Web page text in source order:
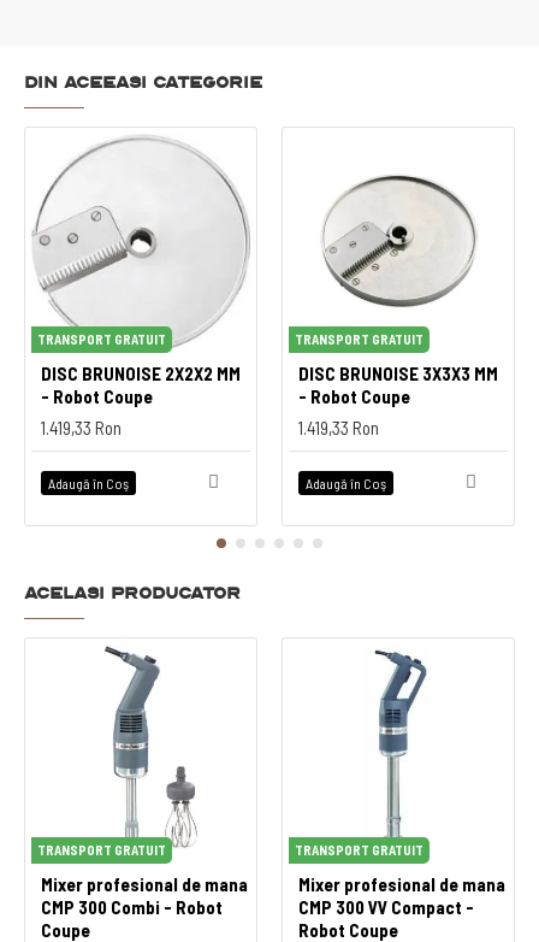
Din aceeasi categorie
TRANSPORT GRATUIT
DISC BRUNOISE 2X2X2 MM
- Robot Coupe
1.419,33 Ron
Adaugă în Coş
TRANSPORT GRATUIT
DISC BRUNOISE 3X3X3 MM
- Robot Coupe
1.419,33 Ron
Adaugă în Coş
Acelasi producator
TRANSPORT GRATUIT
Mixer profesional de mana
CMP 300 Combi - Robot
Coupe
TRANSPORT GRATUIT
Mixer profesional de mana
CMP 300 VV Compact -
Robot Coupe